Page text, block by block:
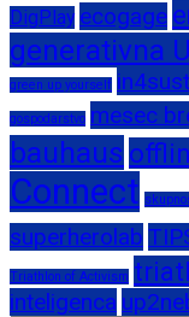
DigPlay ecogage
generativna
green up yourself
gospodarstvo mesec
bauhaus
Connect
superherolab
Triathlon of Activism
inteligenca